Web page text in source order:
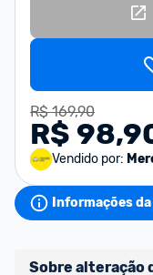
R$ 169,90
R$
Vendido por:
Informações
Sobre alteração